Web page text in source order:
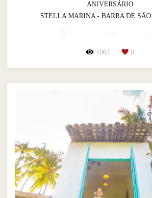
ANIVERSÁRIO
STELLA MARINA - BARRA DE
1063 0